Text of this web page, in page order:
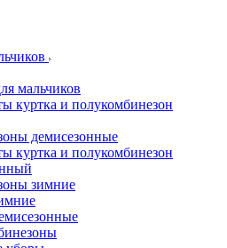
мальчиков
куртка и полукомбинезон
демисезонные
куртка и полукомбинезон
зимние